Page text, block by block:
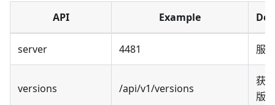
API Example
server 4481 服
versions /api/v1/versions
获
版